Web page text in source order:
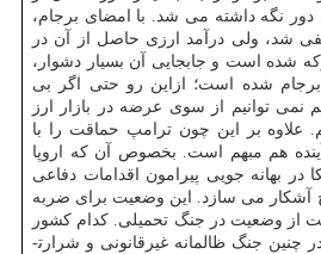
نگه داشته می شد. با امضای برجام،
شد، ولی درآمد ارزی حاصل از آن در
شده است و جابجایی آن بسیار دشوار،
شده است؛ ازاین رو حتی اگر بی
نمی توانیم از سوی عرضه در بازار ارز
علاوه بر این چون ترامپ حماقت را با
هم مبهم است. بخصوص آن كه اروپا
در بهانه جویی پیرامون اقدامات دفاعی
آشكار می سازد. این وضعیت برای ضربه
از وضعیت در جنگ تحمیلی. كدام كشور
جنگ ظالمانه غیرقانونی و شرارت­